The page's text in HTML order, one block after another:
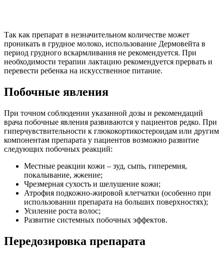
Так как препарат в незначительном количестве может
проникать в грудное молоко, использование Дермовейта в
период грудного вскармливания не рекомендуется. При
необходимости терапии лактацию рекомендуется прервать и
перевести ребенка на искусственное питание.
Побочные явления
При точном соблюдении указанной дозы и рекомендаций
врача побочные явления развиваются у пациентов редко. При
гиперчувствительности к глюкокортикостероидам или другим
компонентам препарата у пациентов возможно развитие
следующих побочных реакций:
Местные реакции кожи – зуд, сыпь, гиперемия,
покалывание, жжение;
Чрезмерная сухость и шелушение кожи;
Атрофия подкожно-жировой клетчатки (особенно при
использовании препарата на больших поверхностях);
Усиление роста волос;
Развитие системных побочных эффектов.
Передозировка препарата